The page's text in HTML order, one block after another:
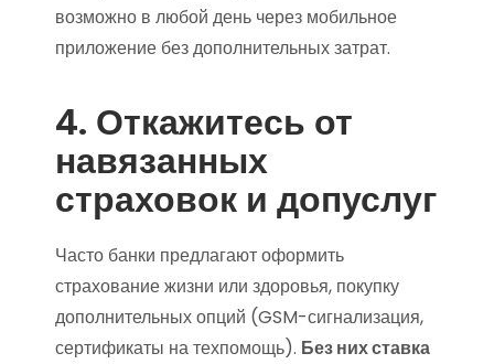
возможно в любой день через мобильное
приложение без дополнительных затрат.
4. Откажитесь от
навязанных
страховок и допуслуг
Часто банки предлагают оформить
страхование жизни или здоровья, покупку
дополнительных опций (GSM-сигнализация,
сертификаты на техпомощь). Без них ставка